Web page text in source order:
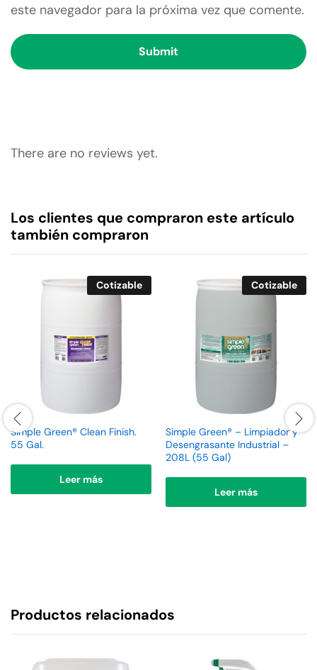
este navegador para la próxima vez que comente.
There are no reviews yet.
Los clientes que compraron este artículo
también compraron
Cotizable
Simple Green® Clean Finish.
55 Gal.
Leer más
Cotizable
Simple Green® – Limpiador y
Desengrasante Industrial –
208L (55 Gal)
Leer más
Productos relacionados